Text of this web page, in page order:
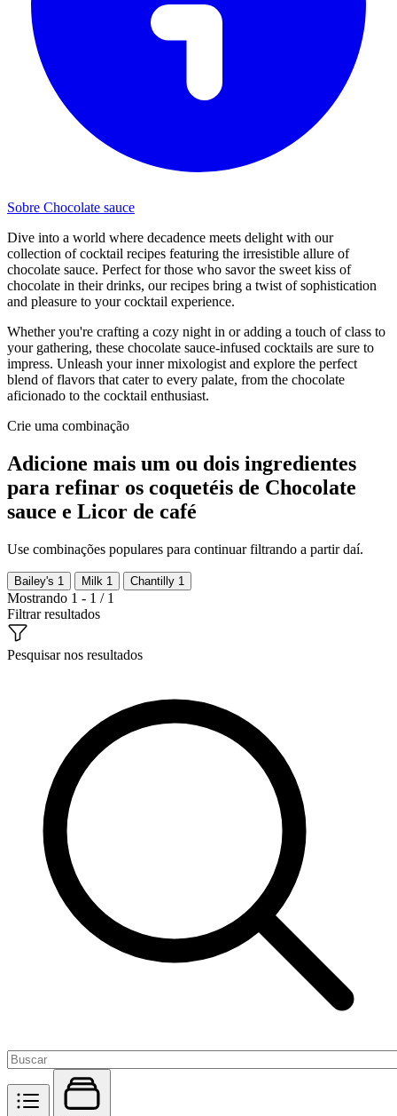
Sobre Chocolate sauce
Dive into a world where decadence meets delight with our
collection of cocktail recipes featuring the irresistible allure of
chocolate sauce. Perfect for those who savor the sweet kiss of
chocolate in their drinks, our recipes bring a twist of sophistication
and pleasure to your cocktail experience.
Whether you're crafting a cozy night in or adding a touch of class to
your gathering, these chocolate sauce-infused cocktails are sure to
impress. Unleash your inner mixologist and explore the perfect
blend of flavors that cater to every palate, from the chocolate
aficionado to the cocktail enthusiast.
Crie uma combinação
Adicione mais um ou dois ingredientes
para refinar os coquetéis de Chocolate
sauce e Licor de café
Use combinações populares para continuar filtrando a partir daí.
Bailey's 1 Milk 1 Chantilly 1
Mostrando 1 - 1 / 1
Filtrar resultados
Pesquisar nos resultados